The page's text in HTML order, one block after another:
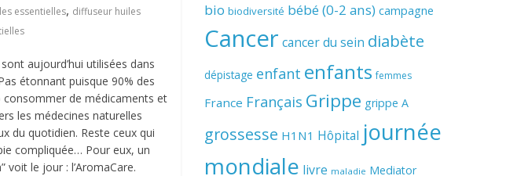
essentielles, diffuseur huiles
aujourd’hui utilisées dans
étonnant puisque 90% des
de médicaments et
les médecines naturelles
du quotidien. Reste ceux qui
compliquée… Pour eux, un
voit le jour : l’AromaCare.
bio biodiversité bébé (0-2 ans) campagne
Cancer cancer du sein diabète
dépistage enfant enfants femmes
France Français Grippe grippe A
grossesse H1N1 Hôpital journée
mondiale livre maladie Mediator